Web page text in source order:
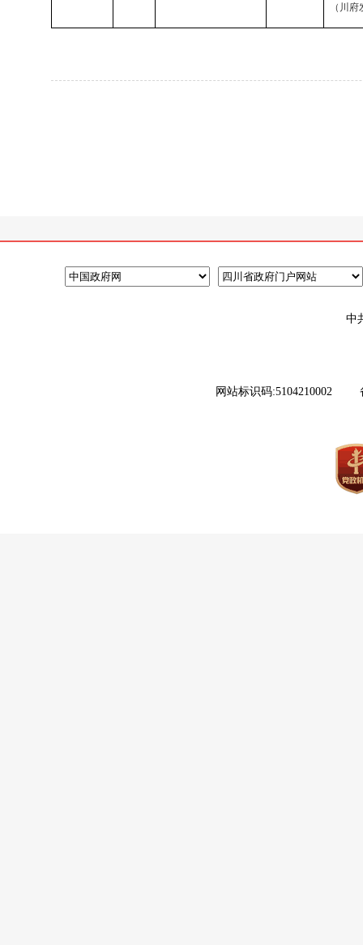
（ 川府
中
网站标识码:5104210002